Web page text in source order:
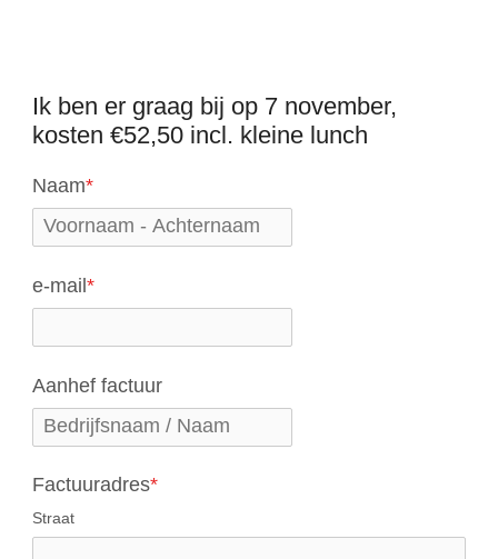
Ik ben er graag bij op 7 november,
kosten €52,50 incl. kleine lunch
Naam*
e-mail*
Aanhef factuur
Factuuradres*
Straat